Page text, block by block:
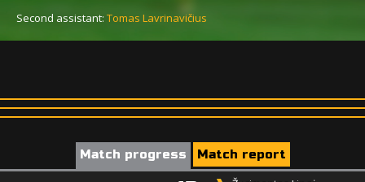
Second assistant: Tomas Lavrinavičius
Match progress Match report